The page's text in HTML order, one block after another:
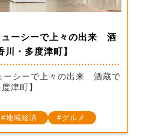
ューシーで上々の出来 酒
・多度津町】
ーシーで上々の出来 酒蔵で
津町】
地域経済 グルメ